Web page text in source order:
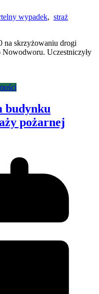
wypadek, straż
na skrzyżowaniu drogi
Uczestniczyły
budynku
pożarnej